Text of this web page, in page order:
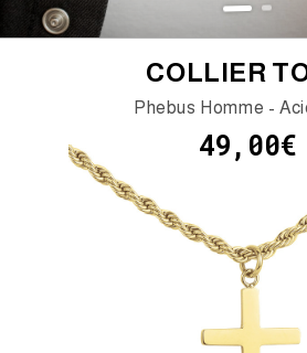
COLLIER
Phebus Homme -
49,00€